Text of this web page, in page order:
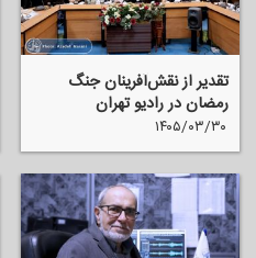
تقدیر از نقش‌آفرینان جنگ
رمضان در رادیو تهران
۱۴۰۵/۰۳/۳۰